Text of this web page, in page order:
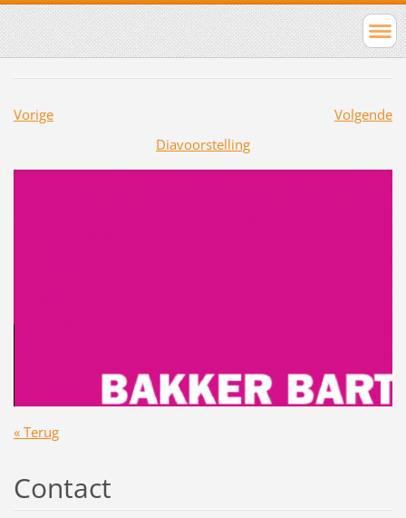
Vorige
Volgende
Diavoorstelling
« Terug
Contact